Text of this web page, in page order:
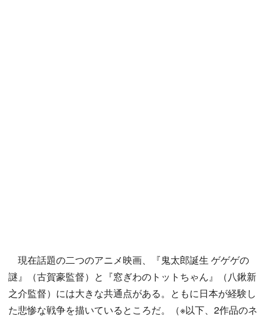
現在話題の二つのアニメ映画、『鬼太郎誕生 ゲゲゲの
謎』（古賀豪監督）と『窓ぎわのトットちゃん』（八鍬新
之介監督）には大きな共通点がある。ともに日本が経験し
た悲惨な戦争を描いているところだ。（※以下、2作品のネ